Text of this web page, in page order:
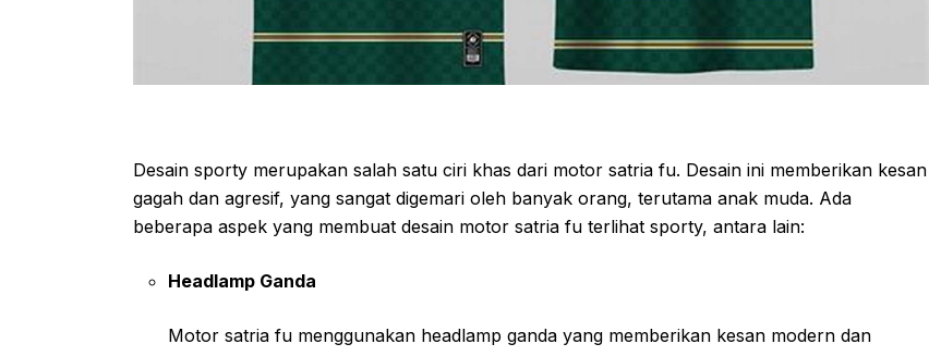
Desain sporty merupakan salah satu ciri khas dari motor satria fu. Desain ini memberikan kesan
gagah dan agresif, yang sangat digemari oleh banyak orang, terutama anak muda. Ada
beberapa aspek yang membuat desain motor satria fu terlihat sporty, antara lain:
Headlamp Ganda
Motor satria fu menggunakan headlamp ganda yang memberikan kesan modern dan